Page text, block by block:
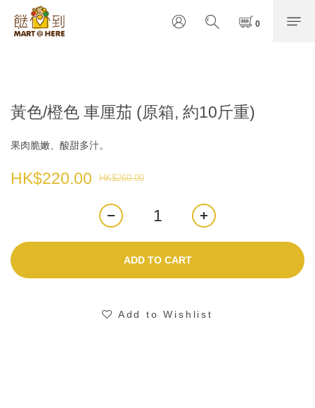
黃色/橙色 車厘茄 (原箱, 約10斤重)
果肉脆嫩、酸甜多汁。
HK$260.00
HK$220.00
ADD TO CART
Add to Wishlist